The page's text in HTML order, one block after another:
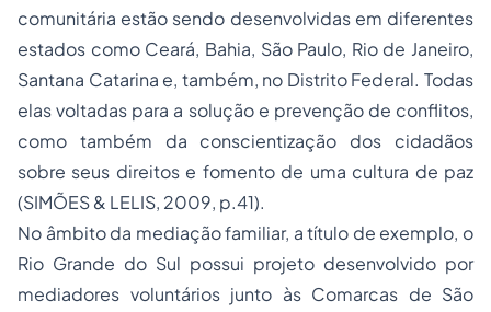
comunitária estão sendo desenvolvidas em diferentes
estados como Ceará, Bahia, São Paulo, Rio de Janeiro,
Santana Catarina e, também, no Distrito Federal. Todas
elas voltadas para a solução e prevenção de conflitos,
como também da conscientização dos cidadãos
sobre seus direitos e fomento de uma cultura de paz
(SIMÕES & LELIS, 2009, p.41).
No âmbito da mediação familiar, a título de exemplo, o
Rio Grande do Sul possui projeto desenvolvido por
mediadores voluntários junto às Comarcas de São